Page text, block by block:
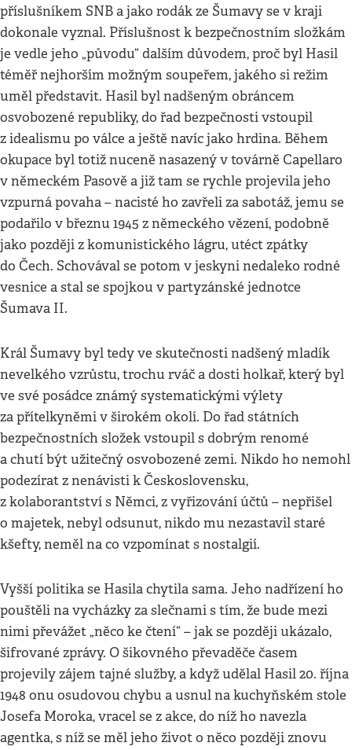
příslušníkem SNB a jako rodák ze Šumavy se v kraji
dokonale vyznal. Příslušnost k bezpečnostním složkám
je vedle jeho „původu“ dalším důvodem, proč byl Hasil
téměř nejhorším možným soupeřem, jakého si režim
uměl představit. Hasil byl nadšeným obráncem
osvobozené republiky, do řad bezpečnosti vstoupil
z idealismu po válce a ještě navíc jako hrdina. Během
okupace byl totiž nuceně nasazený v továrně Capellaro
v německém Pasově a již tam se rychle projevila jeho
vzpurná povaha – nacisté ho zavřeli za sabotáž, jemu se
podařilo v březnu 1945 z německého vězení, podobně
jako později z komunistického lágru, utéct zpátky
do Čech. Schovával se potom v jeskyni nedaleko rodné
vesnice a stal se spojkou v partyzánské jednotce
Šumava II.
Král Šumavy byl tedy ve skutečnosti nad­šený mladík
nevelkého vzrůstu, trochu rváč a dosti holkař, který byl
ve své posádce známý systematickými výlety
za přítelkyněmi v širokém okolí. Do řad státních
bezpečnostních složek vstoupil s dobrým renomé
a chutí být užitečný osvobozené zemi. Nikdo ho nemohl
podezírat z nenávisti k Československu,
z kolaborantství s Němci, z vyřizování účtů – nepřišel
o majetek, nebyl odsunut, nikdo mu nezastavil staré
kšefty, neměl na co vzpomínat s nostalgií.
Vyšší politika se Hasila chytila sama. Jeho nadřízení ho
pouštěli na vycházky za slečnami s tím, že bude mezi
nimi převážet „něco ke čtení“ – jak se později ukázalo,
šifrované zprávy. O šikovného převaděče časem
projevily zájem tajné služby, a když udělal Hasil 20. října
1948 onu osudovou chybu a usnul na kuchyňském stole
Josefa Moroka, vracel se z akce, do níž ho navezla
agentka, s níž se měl jeho život o něco později znovu